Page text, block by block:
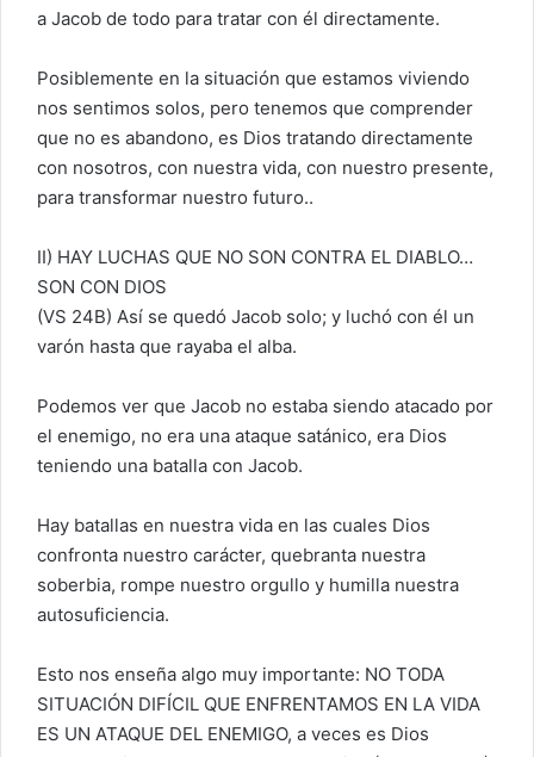
a Jacob de todo para tratar con él directamente.
Posiblemente en la situación que estamos viviendo
nos sentimos solos, pero tenemos que comprender
que no es abandono, es Dios tratando directamente
con nosotros, con nuestra vida, con nuestro presente,
para transformar nuestro futuro..
II) HAY LUCHAS QUE NO SON CONTRA EL DIABLO…
SON CON DIOS
(VS 24B) Así se quedó Jacob solo; y luchó con él un
varón hasta que rayaba el alba.
Podemos ver que Jacob no estaba siendo atacado por
el enemigo, no era una ataque satánico, era Dios
teniendo una batalla con Jacob.
Hay batallas en nuestra vida en las cuales Dios
confronta nuestro carácter, quebranta nuestra
soberbia, rompe nuestro orgullo y humilla nuestra
autosuficiencia.
Esto nos enseña algo muy importante: NO TODA
SITUACIÓN DIFÍCIL QUE ENFRENTAMOS EN LA VIDA
ES UN ATAQUE DEL ENEMIGO, a veces es Dios